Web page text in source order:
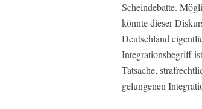
Scheindebatte.
könnte dieser
Deutschland
Integrationsbegriff
Tatsache,
gelungenen